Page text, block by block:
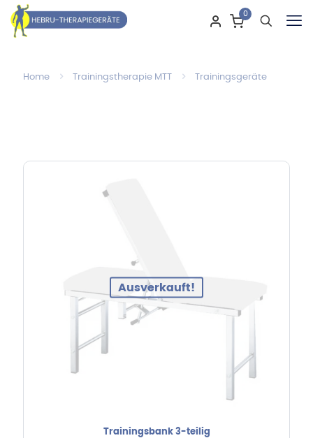
0
Home Trainingstherapie MTT Trainingsgeräte
Ausverkauft!
Trainingsbank 3-teilig